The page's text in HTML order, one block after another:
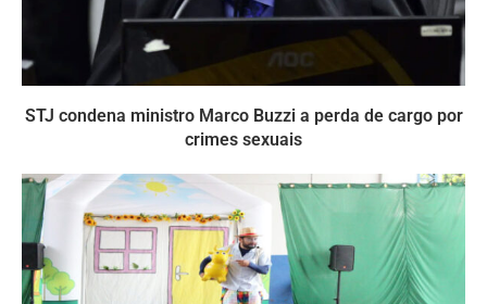
STJ condena ministro Marco Buzzi a perda de cargo por
crimes sexuais